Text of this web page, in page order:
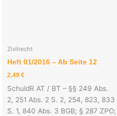
Zivilrecht
Heft 01/2016 – Ab Seite 12
2,49 €
SchuldR AT / BT – §§ 249 Abs.
2, 251 Abs. 2 S. 2, 254, 823, 833
S. 1, 840 Abs. 3 BGB; § 287 ZPO;